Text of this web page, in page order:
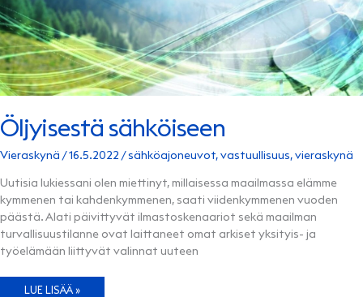
Öljyisestä sähköiseen
Vieraskynä /16.5.2022 /sähköajoneuvot,vastuullisuus,vieraskynä
Uutisia lukiessani olen miettinyt, millaisessa maailmassa elämme
kymmenen tai kahdenkymmenen, saati viidenkymmenen vuoden
päästä. Alati päivittyvät ilmastoskenaariot sekä maailman
turvallisuustilanne ovat laittaneet omat arkiset yksityis- ja
työelämään liittyvät valinnat uuteen
ÖLJYISESTÄ
LUE LISÄÄ »